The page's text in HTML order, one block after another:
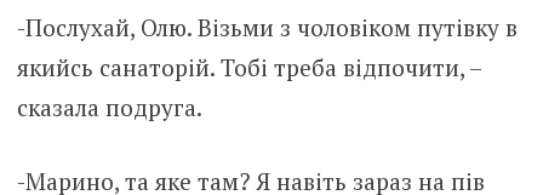
-Послухай, Олю. Візьми з чоловіком путівку в
якийсь санаторій. Тобі треба відпочити, –
сказала подруга.
-Марино, та яке там? Я навіть зараз на пів